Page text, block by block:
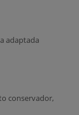
adaptada
conservador,